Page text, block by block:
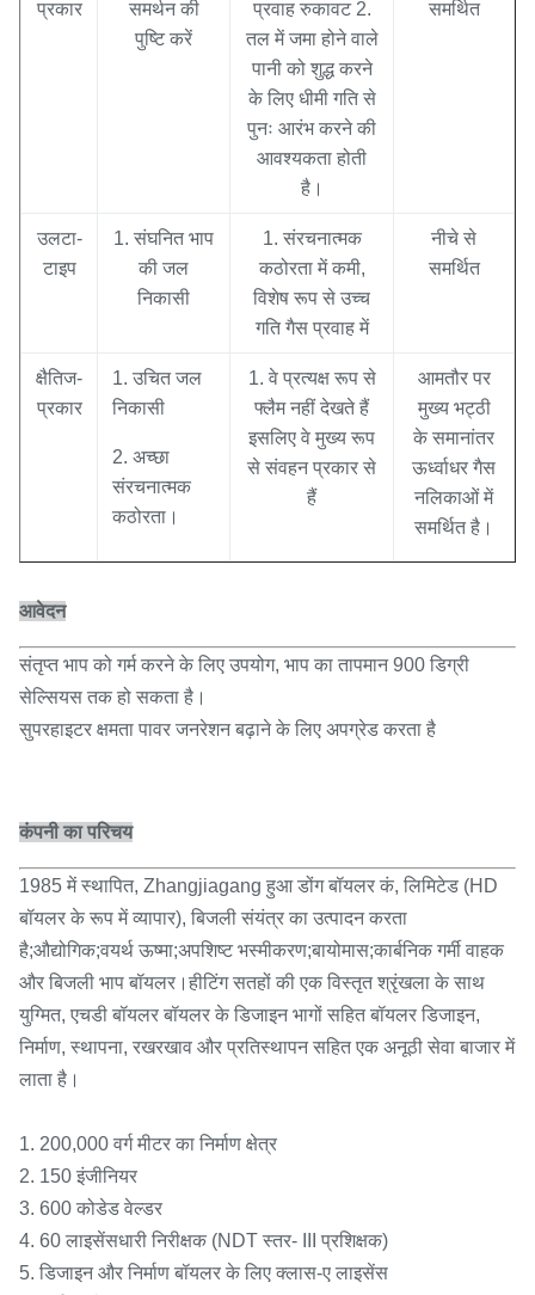
प्रकार
समर्थन की
पुष्टि करें
प्रवाह रुकावट 2.
तल में जमा होने वाले
पानी को शुद्ध करने
के लिए धीमी गति से
पुनः आरंभ करने की
आवश्यकता होती
है।
समर्थित
उलटा-
टाइप
1. संघनित भाप
की जल
निकासी
1. संरचनात्मक
कठोरता में कमी,
विशेष रूप से उच्च
गति गैस प्रवाह में
नीचे से
समर्थित
क्षैतिज-
प्रकार
1. उचित जल
निकासी
2. अच्छा
संरचनात्मक
कठोरता।
1. वे प्रत्यक्ष रूप से
फ्लैम नहीं देखते हैं
इसलिए वे मुख्य रूप
से संवहन प्रकार से
हैं
आमतौर पर
मुख्य भट्ठी
के समानांतर
ऊर्ध्वाधर गैस
नलिकाओं में
समर्थित है।
आवेदन
संतृप्त भाप को गर्म करने के लिए उपयोग, भाप का तापमान 900 डिग्री
सेल्सियस तक हो सकता है।
सुपरहाइटर क्षमता पावर जनरेशन बढ़ाने के लिए अपग्रेड करता है
कंपनी का परिचय
1985 में स्थापित, Zhangjiagang हुआ डोंग बॉयलर कं, लिमिटेड (HD
बॉयलर के रूप में व्यापार), बिजली संयंत्र का उत्पादन करता
है;औद्योगिक;वयर्थ ऊष्मा;अपशिष्ट भस्मीकरण;बायोमास;कार्बनिक गर्मी वाहक
और बिजली भाप बॉयलर।हीटिंग सतहों की एक विस्तृत श्रृंखला के साथ
युग्मित, एचडी बॉयलर बॉयलर के डिजाइन भागों सहित बॉयलर डिजाइन,
निर्माण, स्थापना, रखरखाव और प्रतिस्थापन सहित एक अनूठी सेवा बाजार में
लाता है।
1. 200,000 वर्ग मीटर का निर्माण क्षेत्र
2. 150 इंजीनियर
3. 600 कोडेड वेल्डर
4. 60 लाइसेंसधारी निरीक्षक (NDT स्तर- III प्रशिक्षक)
5. डिजाइन और निर्माण बॉयलर के लिए क्लास-ए लाइसेंस